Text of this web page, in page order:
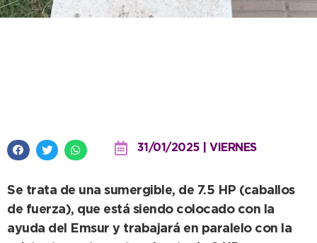
31/01/2025 | VIERNES
Se trata de una sumergible, de 7.5 HP (caballos
de fuerza), que está siendo colocado con la
ayuda del Emsur y trabajará en paralelo con la